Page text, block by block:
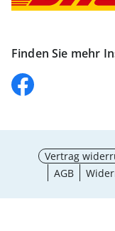
Finden Sie mehr
Vertrag
AGB